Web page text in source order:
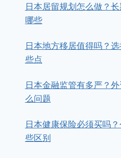
日本居留规划怎么做？
哪些
日本地方移居值得吗？
些点
日本金融监管有多严？
么问题
日本健康保险必须买吗
些区别